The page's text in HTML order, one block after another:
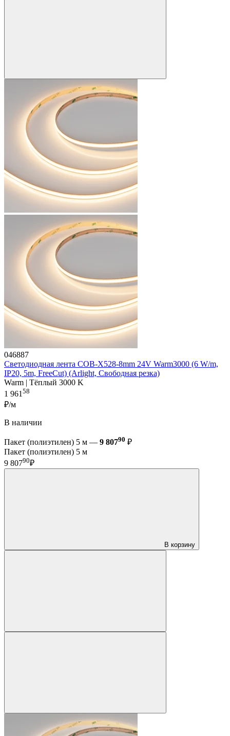
046887
Светодиодная лента COB-X528-8mm 24V Warm3000 (6 W/m,
IP20, 5m, FreeCut) (Arlight, Свободная резка)
Warm | Тёплый 3000 K
1 961 58
₽/м
В наличии
Пакет (полиэтилен) 5 м — 9 80790 ₽
Пакет (полиэтилен) 5 м
9 80790₽
В корзину